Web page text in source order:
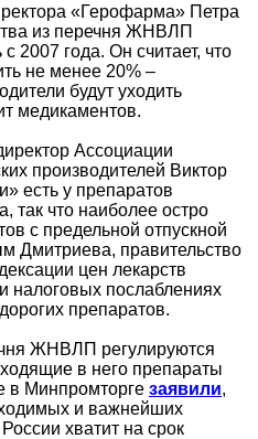
«Герофарма» Петра
из перечня ЖНВЛП
2007 года. Он считает, что
не менее 20% –
будут уходить
медикаментов.
Ассоциации
производителей Виктор
есть у препаратов
так что наиболее остро
с предельной отпускной
Дмитриева, правительство
цен лекарств
налоговых послаблениях
препаратов.
ЖНВЛП регулируются
в него препараты
в Минпромторге заявили,
и важнейших
хватит на срок